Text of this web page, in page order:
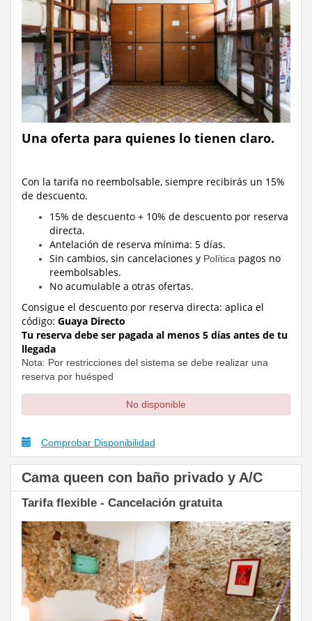
Una oferta para quienes lo tienen claro.
Con la tarifa no reembolsable, siempre recibirás un 15%
de descuento.
15% de descuento + 10% de descuento por reserva
directa.
Antelación de reserva mínima: 5 días.
Sin cambios, sin cancelaciones y Política pagos no
reembolsables.
No acumulable a otras ofertas.
Consigue el descuento por reserva directa: aplica el
código: Guaya Directo
Tu reserva debe ser pagada al menos 5 días antes de tu
llegada
Nota: Por restricciones del sistema se debe realizar una
reserva por huésped
No disponible
Comprobar Disponibilidad
Cama queen con baño privado y A/C
Tarifa flexible - Cancelación gratuita